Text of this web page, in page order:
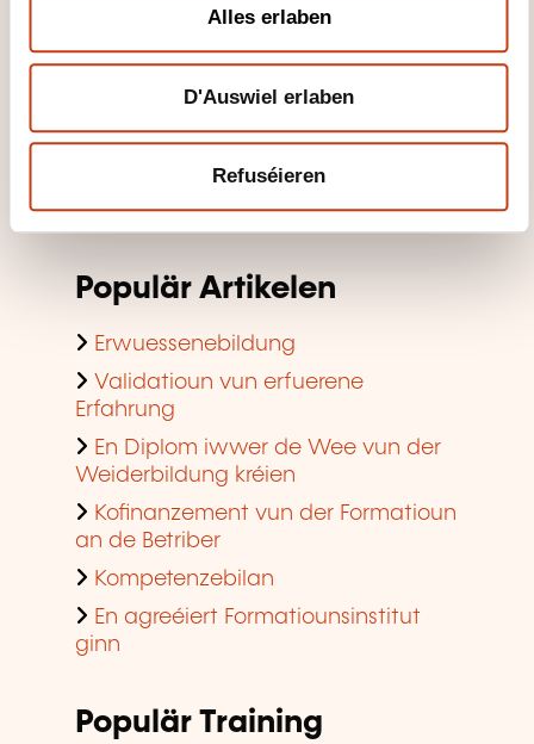
Alles erlaben
D'Auswiel erlaben
Refuséieren
Bäihëllefe fir d'Weiderbildung fir
E Formatiounssall fannen
D'Tendenzen am Beräich vun der
Formatioun am Betrib consultéieren
Populär Artikelen
Erwuessenebildung
Validatioun vun erfuerene
Erfahrung
En Diplom iwwer de Wee vun der
Weiderbildung kréien
Kofinanzement vun der Formatioun
an de Betriber
Kompetenzebilan
En agreéiert Formatiounsinstitut
ginn
Populär Training